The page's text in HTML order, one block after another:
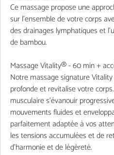
Ce massage propose une
sur l'ensemble de votre corps
des drainages lymphatiques et
de bambou.
Massage Vitality® - 60 min +
Notre massage signature
profonde et revitalise votre
musculaire s'évanouir
mouvements fluides et
parfaitement adaptée à vos
les tensions accumulées et de
d'harmonie et de légèreté.